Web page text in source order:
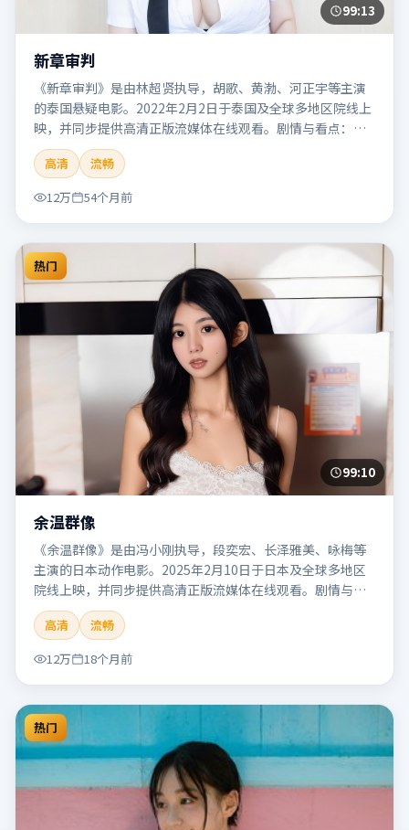
99:13
新章审判
《新章审判》是由林超贤执导，胡歌、黄渤、河正宇等主演
的泰国悬疑电影。2022年2月2日于泰国及全球多地区院线上
映，并同步提供高清正版流媒体在线观看。剧情与看点：悬
念层层推进，线索相互勾连，结局出人意料，适合推理爱好
者。本片适合检索「新章审判」「林超贤」「悬疑」「泰
国」「2022」「2022-02-02上映」等关键词的影迷阅读简介
与主创信息。
高清
流畅
12万
54个月前
热门
99:10
余温群像
《余温群像》是由冯小刚执导，段奕宏、长泽雅美、咏梅等
主演的日本动作电影。2025年2月10日于日本及全球多地区
院线上映，并同步提供高清正版流媒体在线观看。剧情与看
点：动作场面密集，节奏明快，适合喜欢热血追缉与爆破场
面的观众。本片适合检索「余温群像」「冯小刚」「动作」
「日本」「2025」「2025-02-10上映」等关键词的影迷阅读
简介与主创信息。
高清
流畅
12万
18个月前
热门